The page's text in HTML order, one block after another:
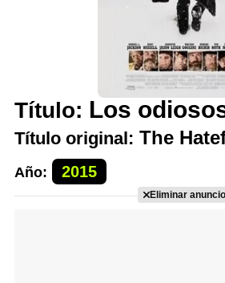
Título: Los
Título original: The
Año: 2015
Eliminar